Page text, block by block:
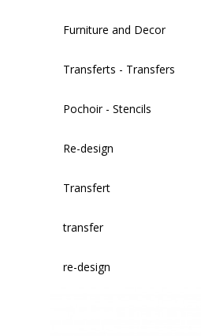
Furniture and Decor
Transferts - Transfers
Pochoir - Stencils
Re-design
Transfert
transfer
re-design